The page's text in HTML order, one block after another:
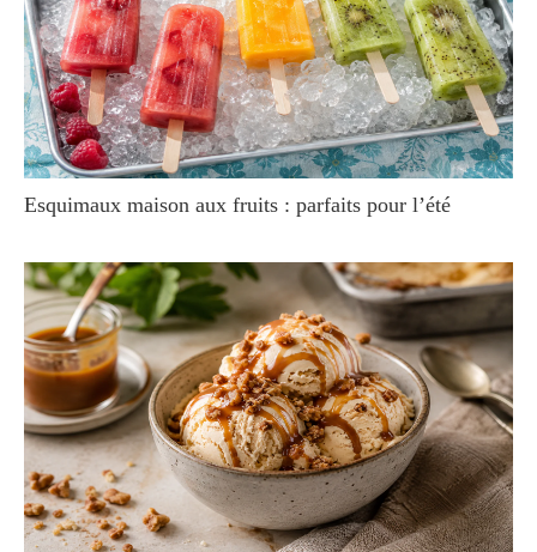
Esquimaux maison aux fruits : parfaits pour l’été